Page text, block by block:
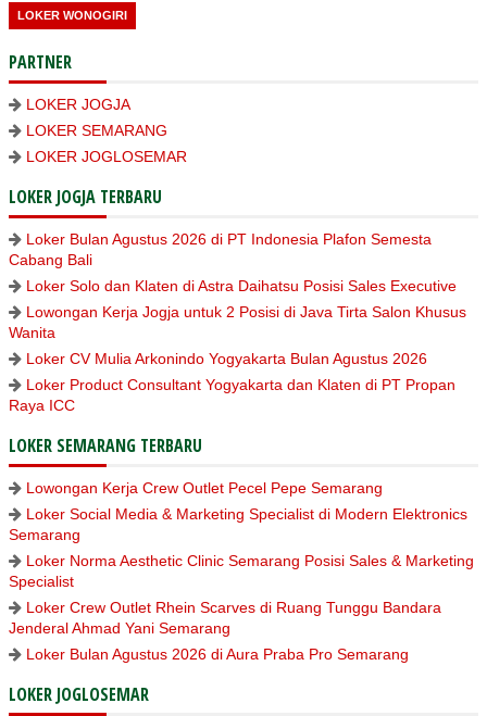
LOKER WONOGIRI
PARTNER
LOKER JOGJA
LOKER SEMARANG
LOKER JOGLOSEMAR
LOKER JOGJA TERBARU
Loker Bulan Agustus 2026 di PT Indonesia Plafon Semesta
Cabang Bali
Loker Solo dan Klaten di Astra Daihatsu Posisi Sales Executive
Lowongan Kerja Jogja untuk 2 Posisi di Java Tirta Salon Khusus
Wanita
Loker CV Mulia Arkonindo Yogyakarta Bulan Agustus 2026
Loker Product Consultant Yogyakarta dan Klaten di PT Propan
Raya ICC
LOKER SEMARANG TERBARU
Lowongan Kerja Crew Outlet Pecel Pepe Semarang
Loker Social Media & Marketing Specialist di Modern Elektronics
Semarang
Loker Norma Aesthetic Clinic Semarang Posisi Sales & Marketing
Specialist
Loker Crew Outlet Rhein Scarves di Ruang Tunggu Bandara
Jenderal Ahmad Yani Semarang
Loker Bulan Agustus 2026 di Aura Praba Pro Semarang
LOKER JOGLOSEMAR